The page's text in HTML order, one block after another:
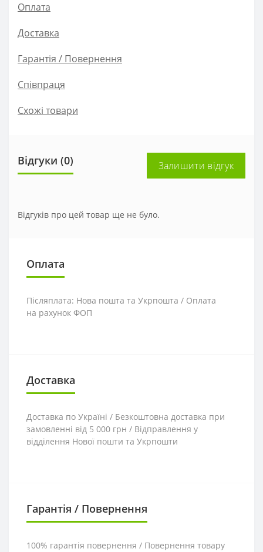
Оплата
Доставка
Гарантія / Повернення
Співпраця
Схожі товари
Відгуки (0) Залишити відгук
Відгуків про цей товар ще не було.
Оплата
Післяплата: Нова пошта та Укрпошта / Оплата
на рахунок ФОП
Доставка
Доставка по Україні / Безкоштовна доставка при
замовленні від 5 000 грн / Відправлення у
відділення Нової пошти та Укрпошти
Гарантія / Повернення
100% гарантія повернення / Повернення товару